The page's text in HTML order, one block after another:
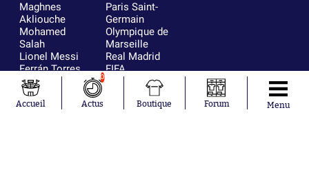
Maghnes
Akliouche
Mohamed
Salah
Lionel Messi
Ferrán Torres
Kilian Corredor
Franco
Mastantuono
Paris Saint-
Germain
Olympique de
Marseille
Real Madrid
FIFA
Olympique
AS Monaco
Accueil
0
Actus Boutique Forum Menu